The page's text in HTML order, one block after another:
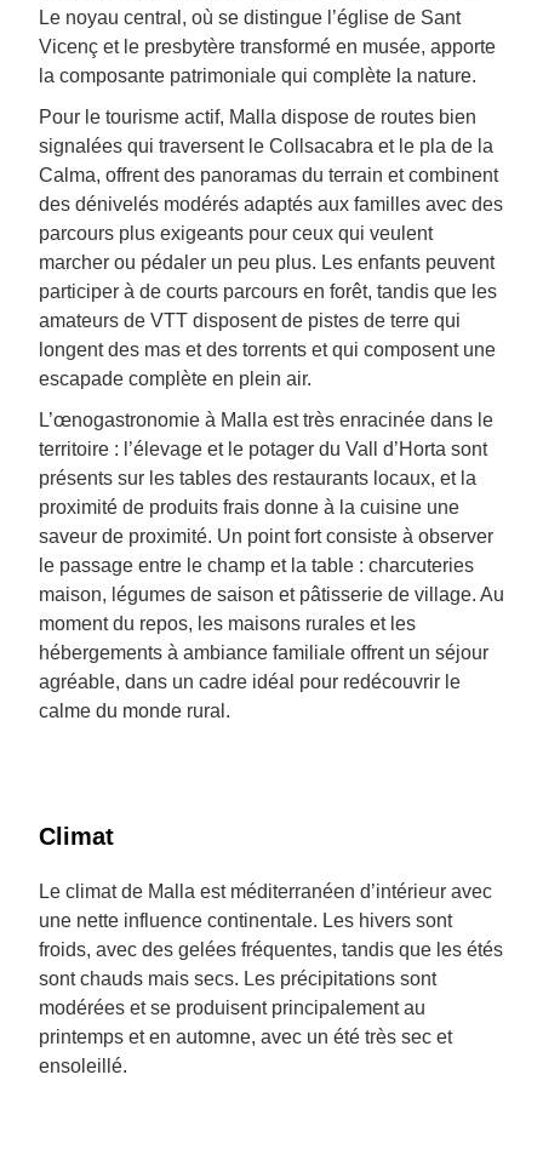
Le noyau central, où se distingue l’église de Sant
Vicenç et le presbytère transformé en musée, apporte
la composante patrimoniale qui complète la nature.
Pour le tourisme actif, Malla dispose de routes bien
signalées qui traversent le Collsacabra et le pla de la
Calma, offrent des panoramas du terrain et combinent
des dénivelés modérés adaptés aux familles avec des
parcours plus exigeants pour ceux qui veulent
marcher ou pédaler un peu plus. Les enfants peuvent
participer à de courts parcours en forêt, tandis que les
amateurs de VTT disposent de pistes de terre qui
longent des mas et des torrents et qui composent une
escapade complète en plein air.
L’œnogastronomie à Malla est très enracinée dans le
territoire : l’élevage et le potager du Vall d’Horta sont
présents sur les tables des restaurants locaux, et la
proximité de produits frais donne à la cuisine une
saveur de proximité. Un point fort consiste à observer
le passage entre le champ et la table : charcuteries
maison, légumes de saison et pâtisserie de village. Au
moment du repos, les maisons rurales et les
hébergements à ambiance familiale offrent un séjour
agréable, dans un cadre idéal pour redécouvrir le
calme du monde rural.
Climat
Le climat de Malla est méditerranéen d’intérieur avec
une nette influence continentale. Les hivers sont
froids, avec des gelées fréquentes, tandis que les étés
sont chauds mais secs. Les précipitations sont
modérées et se produisent principalement au
printemps et en automne, avec un été très sec et
ensoleillé.